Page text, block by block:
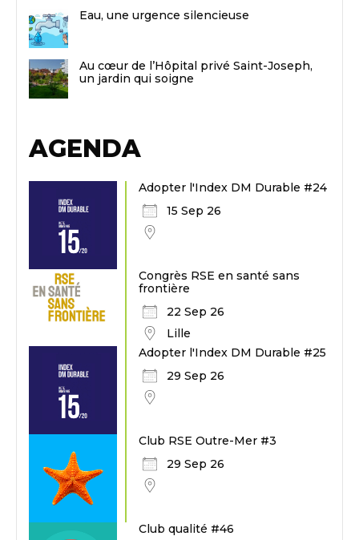
Eau, une urgence silencieuse
Au cœur de l’Hôpital privé Saint-Joseph,
un jardin qui soigne
AGENDA
Adopter l'Index DM Durable #24
15 Sep 26
Congrès RSE en santé sans
frontière
22 Sep 26
Lille
Adopter l'Index DM Durable #25
29 Sep 26
Club RSE Outre-Mer #3
29 Sep 26
Club qualité #46